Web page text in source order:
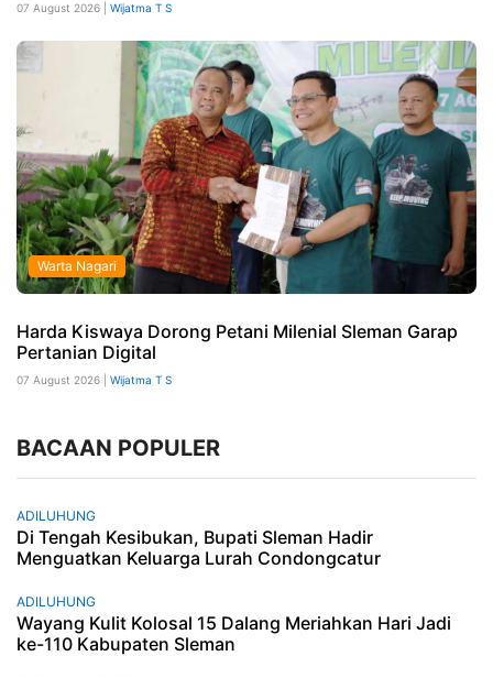
07 August 2026 | Wijatma T S
Warta Nagari
Harda Kiswaya Dorong Petani Milenial Sleman Garap
Pertanian Digital
07 August 2026 | Wijatma T S
BACAAN POPULER
ADILUHUNG
Di Tengah Kesibukan, Bupati Sleman Hadir
Menguatkan Keluarga Lurah Condongcatur
ADILUHUNG
Wayang Kulit Kolosal 15 Dalang Meriahkan Hari Jadi
ke-110 Kabupaten Sleman